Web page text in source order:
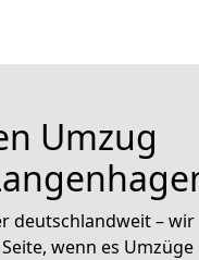
Umzug
deutschlandweit – wir
wenn es Umzüge